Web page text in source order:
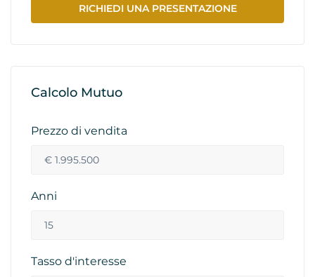
RICHIEDI UNA PRESENTAZIONE
Calcolo Mutuo
Prezzo di vendita
Anni
Tasso d'interesse